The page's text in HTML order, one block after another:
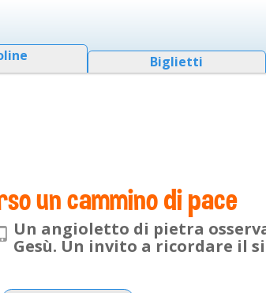
Biglietti
un cammino di pace
Un angioletto di pietra
Gesù. Un invito a ricordare il